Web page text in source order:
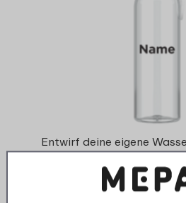
Entwirf deine eigene